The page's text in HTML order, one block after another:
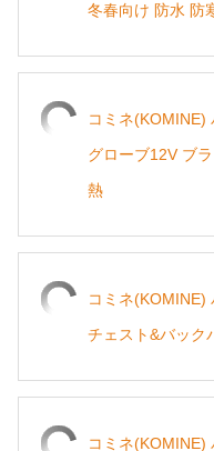
冬春向け 防水 防
コミネ(KOMINE)
グローブ12V ブ
熱
コミネ(KOMINE)
チェスト&バック
コミネ(KOMINE)